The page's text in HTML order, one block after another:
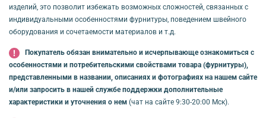
изделий, это позволит избежать возможных сложностей, связанных с
индивидуальными особенностями фурнитуры, поведением швейного
оборудования и сочетаемости материалов и т.д.
Покупатель обязан внимательно и исчерпывающе ознакомиться с
особенностями и потребительскими свойствами товара (фурнитуры),
представленными в названии, описаниях и фотографиях на нашем сайте
и/или запросить в нашей службе поддержки дополнительные
характеристики и уточнения о нем (чат на сайте 9:30-20:00 Мск).